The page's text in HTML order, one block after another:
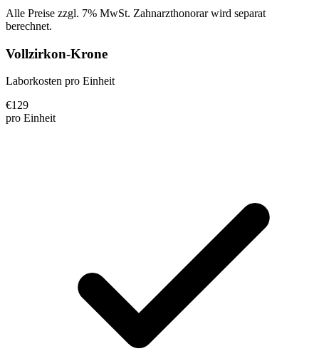
Alle Preise zzgl. 7% MwSt. Zahnarzthonorar wird separat
berechnet.
Vollzirkon-Krone
Laborkosten pro Einheit
€129
pro Einheit